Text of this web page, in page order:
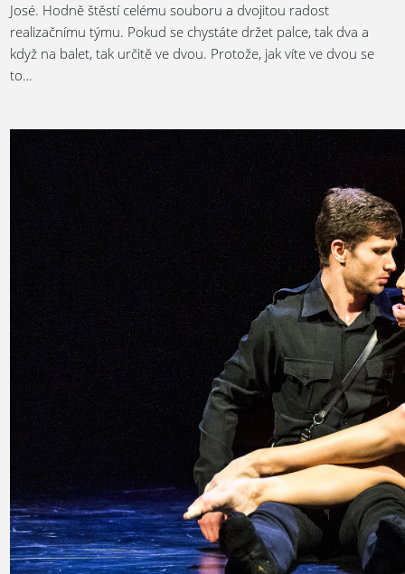
José. Hodně štěstí celému souboru a dvojitou radost
realizačnímu týmu. Pokud se chystáte držet palce, tak dva a
když na balet, tak určitě ve dvou. Protože, jak víte ve dvou se
to…